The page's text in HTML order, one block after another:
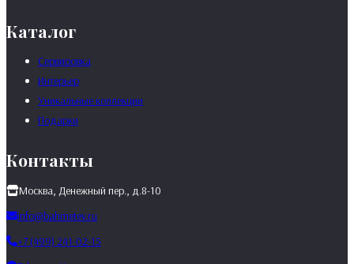
Каталог
Сервировка
Интерьер
Уникальные коллекции
Подарки
Контакты
Москва, Денежный пер., д.8-10
info@bahmetev.ru
+7 (499) 241-02-15